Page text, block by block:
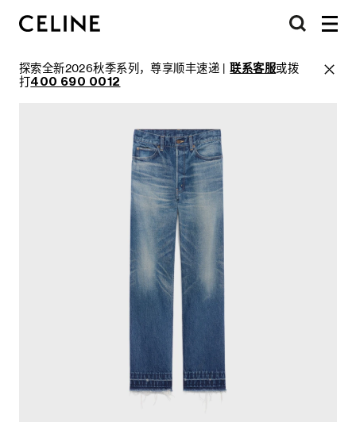
探索全新2026秋季系列，尊享顺丰速递 |联系客服或拨
打400 690 0012